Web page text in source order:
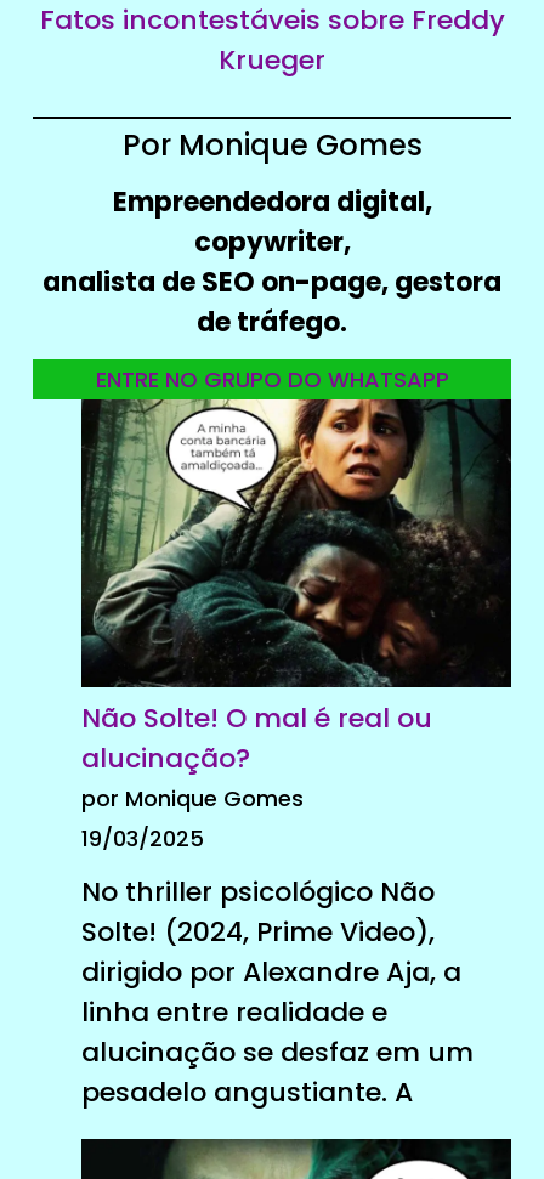
Fatos incontestáveis sobre Freddy
Krueger
Por Monique Gomes
Empreendedora digital,
copywriter,
analista de SEO on-page, gestora
de tráfego.
ENTRE NO GRUPO DO WHATSAPP
Não Solte! O mal é real ou
alucinação?
por Monique Gomes
19/03/2025
No thriller psicológico Não
Solte! (2024, Prime Video),
dirigido por Alexandre Aja, a
linha entre realidade e
alucinação se desfaz em um
pesadelo angustiante. A